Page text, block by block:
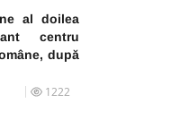
al doilea
centru
după
1222